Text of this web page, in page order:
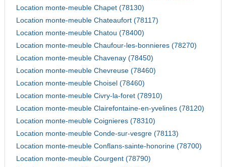
Location monte-meuble Chapet (78130)
Location monte-meuble Chateaufort (78117)
Location monte-meuble Chatou (78400)
Location monte-meuble Chaufour-les-bonnieres (78270)
Location monte-meuble Chavenay (78450)
Location monte-meuble Chevreuse (78460)
Location monte-meuble Choisel (78460)
Location monte-meuble Civry-la-foret (78910)
Location monte-meuble Clairefontaine-en-yvelines (78120)
Location monte-meuble Coignieres (78310)
Location monte-meuble Conde-sur-vesgre (78113)
Location monte-meuble Conflans-sainte-honorine (78700)
Location monte-meuble Courgent (78790)